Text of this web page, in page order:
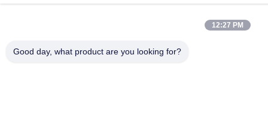
12:27 PM
Good day, what product are you looking for?